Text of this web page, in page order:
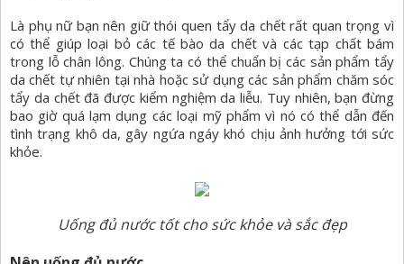
Là phụ nữ bạn nên giữ thói quen tẩy da chết rất quan trọng vì
có thể giúp loại bỏ các tế bào da chết và các tạp chất bám
trong lỗ chân lông. Chúng ta có thể chuẩn bị các sản phẩm tẩy
da chết tự nhiên tại nhà hoặc sử dụng các sản phẩm chăm sóc
tẩy da chết đã được kiểm nghiệm da liễu. Tuy nhiên, bạn đừng
bao giờ quá lạm dụng các loại mỹ phẩm vì nó có thể dẫn đến
tình trạng khô da, gây ngứa ngáy khó chịu ảnh hưởng tới sức
khỏe.
Uống đủ nước tốt cho sức khỏe và sắc đẹp